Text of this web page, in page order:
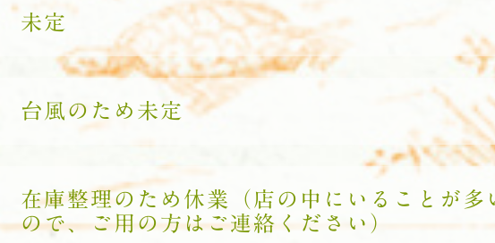
未定
台風のため未定
在庫整理のため休業（店の中にいることが多
ので、ご用の方はご連絡ください）